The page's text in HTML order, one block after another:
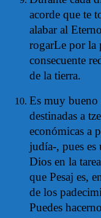
acorde que te
alabar al
rogarLe por la
consecuente
de la tierra.
Es muy bueno
destinadas a
económicas a
judía-, pues es
Dios en la
que Pesaj es,
de los
Puedes